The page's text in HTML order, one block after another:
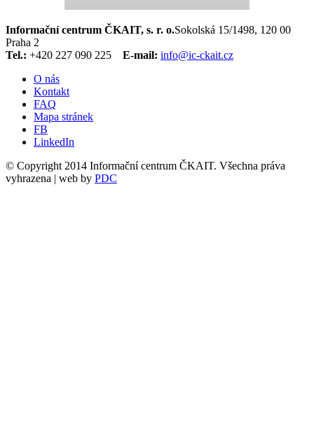
Informační centrum ČKAIT, s. r. o.Sokolská 15/1498, 120 00
Praha 2
Tel.: +420 227 090 225 E-mail: info@ic-ckait.cz
O nás
Kontakt
FAQ
Mapa stránek
FB
LinkedIn
© Copyright 2014 Informační centrum ČKAIT. Všechna práva
vyhrazena | web by PDC